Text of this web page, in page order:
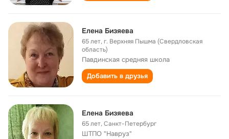
Елена Бизяева
65 лет,г. Верхняя Пышма (Свердловская
область)
Павдинская cредняя школа
Добавить в друзья
Елена Бизяева
65 лет,Санкт-Петербург
ШТПО "Навруз"